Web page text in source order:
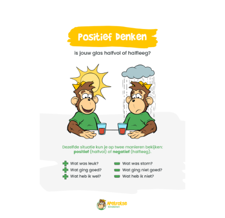
-- Gevoelig kind
-- Boos kind
-- Verlegen kind
-- Weinig vrienden
Trainingen
-- Training Zelfvertrouwen
-- Weerbaarheidstraining kind